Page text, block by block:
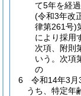
て5年を経
(令和3年改
律第261号)
により採用
次項、附則
いう。次項
の
6
令和14年3月
うち、特定年